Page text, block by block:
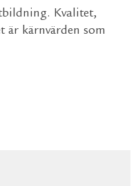
Kvalitet,
kärnvärden som